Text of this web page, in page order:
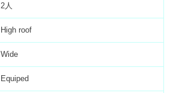
2人
High roof
Wide
Equiped